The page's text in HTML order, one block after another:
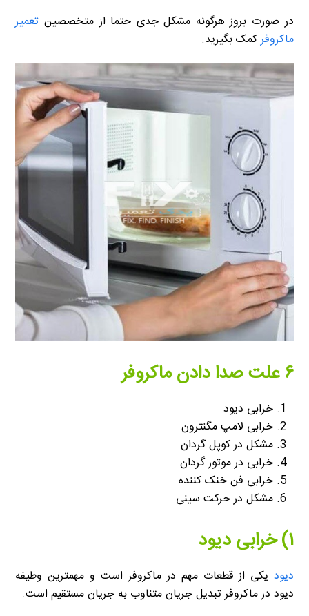
در صورت بروز هرگونه مشکل جدی حتما از متخصصین تعمیر
ماکروفرکمک بگیرید.
۶ علت صدا دادن ماکروفر
خرابی دیود
خرابی لامپ مگنترون
مشکل در کوپل گردان
خرابی در موتور گردان
خرابی فن خنک کننده
مشکل در حرکت سینی
۱) خرابی دیود
دیود یکی از قطعات مهم در ماکروفر است و مهمترین وظیفه
دیود در ماکروفر تبدیل جریان متناوب به جریان مستقیم است.